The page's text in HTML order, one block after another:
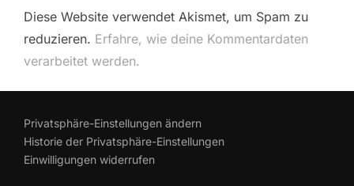
Diese Website verwendet Akismet, um Spam zu
reduzieren. Erfahre, wie deine Kommentardaten
verarbeitet werden.
Privatsphäre-Einstellungen ändern
Historie der Privatsphäre-Einstellungen
Einwilligungen widerrufen